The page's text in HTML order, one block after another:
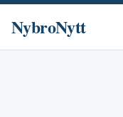
NybroNytt